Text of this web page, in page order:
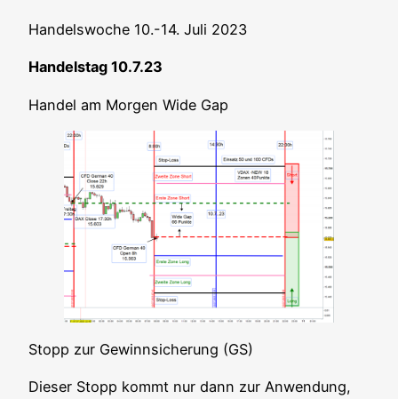
Han­dels­wo­che 10.-14. Juli 2023
Han­dels­tag 10.7.23
Han­del am Mor­gen Wide Gap
Stopp zur Gewinn­si­che­rung (GS)
Die­ser Stopp kommt nur dann zur Anwen­dung,